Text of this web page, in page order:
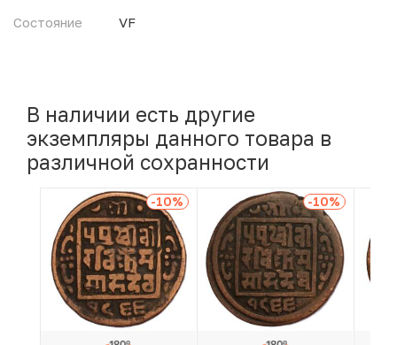
Состояние
VF
В наличии есть другие
экземпляры данного товара в
различной сохранности
-10% -10%